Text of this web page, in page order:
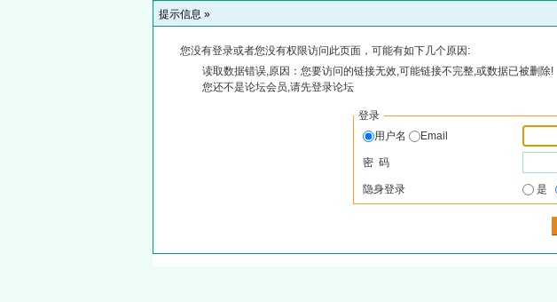
提示信息 »
您没有登录或者您没有权限访问此页面，可能有如下几个原因:
读取数据错误,原因：您要访问的链接无效,可能链接不完整,或数据已被删除!
您还不是论坛会员,请先登录论坛
登录
用户名
Email
密 码
隐身登录 是